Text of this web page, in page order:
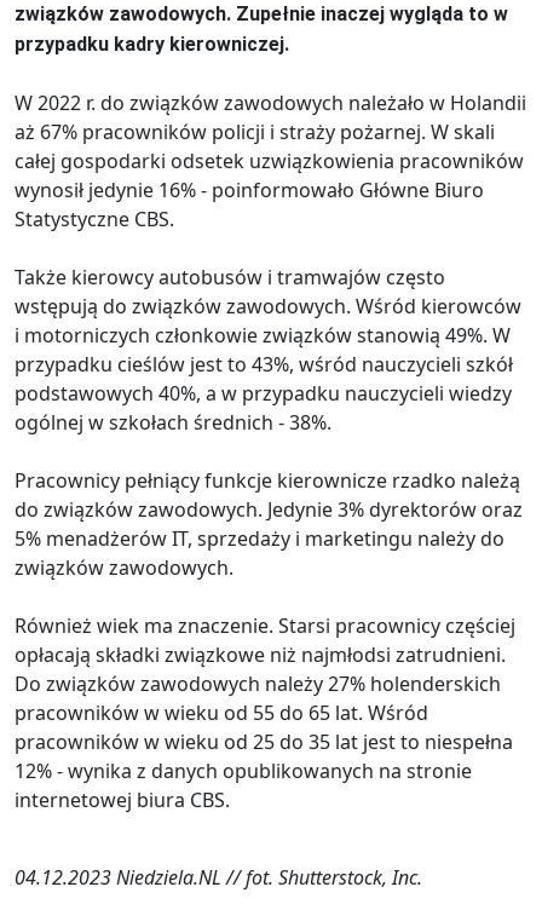
związków zawodowych. Zupełnie inaczej wygląda to w
przypadku kadry kierowniczej.
W 2022 r. do związków zawodowych należało w Holandii
aż 67% pracowników policji i straży pożarnej. W skali
całej gospodarki odsetek uzwiązkowienia pracowników
wynosił jedynie 16% - poinformowało Główne Biuro
Statystyczne CBS.
Także kierowcy autobusów i tramwajów często
wstępują do związków zawodowych. Wśród kierowców
i motorniczych członkowie związków stanowią 49%. W
przypadku cieślów jest to 43%, wśród nauczycieli szkół
podstawowych 40%, a w przypadku nauczycieli wiedzy
ogólnej w szkołach średnich - 38%.
Pracownicy pełniący funkcje kierownicze rzadko należą
do związków zawodowych. Jedynie 3% dyrektorów oraz
5% menadżerów IT, sprzedaży i marketingu należy do
związków zawodowych.
Również wiek ma znaczenie. Starsi pracownicy częściej
opłacają składki związkowe niż najmłodsi zatrudnieni.
Do związków zawodowych należy 27% holenderskich
pracowników w wieku od 55 do 65 lat. Wśród
pracowników w wieku od 25 do 35 lat jest to niespełna
12% - wynika z danych opublikowanych na stronie
internetowej biura CBS.
04.12.2023 Niedziela.NL // fot. Shutterstock, Inc.